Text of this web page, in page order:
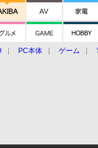
PC本体 ゲーム